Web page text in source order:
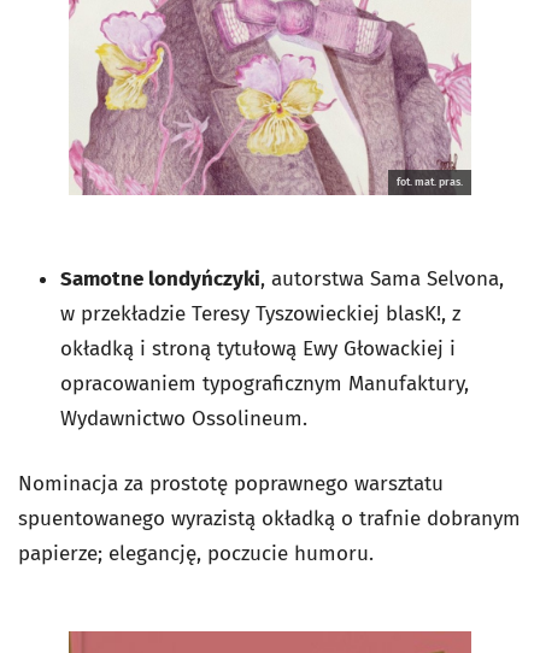
fot. mat. pras.
Samotne londyńczyki, autorstwa Sama Selvona,
w przekładzie Teresy Tyszowieckiej blasK!, z
okładką i stroną tytułową Ewy Głowackiej i
opracowaniem typograficznym Manufaktury,
Wydawnictwo Ossolineum.
Nominacja za prostotę poprawnego warsztatu
spuentowanego wyrazistą okładką o trafnie dobranym
papierze; elegancję, poczucie humoru.